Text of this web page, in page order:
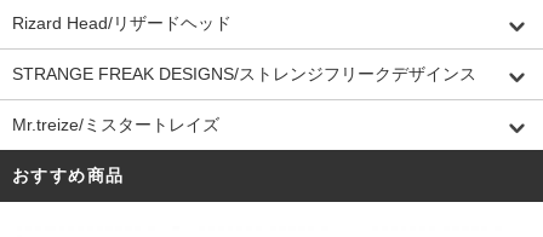
Rizard Head/リザードヘッド
STRANGE FREAK DESIGNS/ストレンジフリークデザインス
Mr.treize/ミスタートレイズ
おすすめ商品